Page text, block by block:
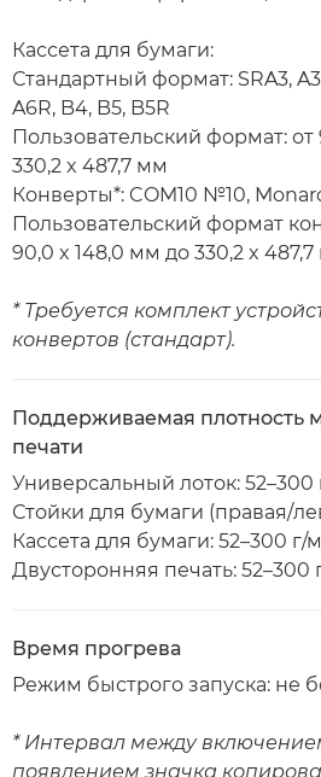
Кассета для бумаги:
Стандартный формат: SRA3,
A6R, B4, B5, B5R
Пользовательский формат:
330,2 x 487,7 мм
Конверты*: COM10 №10,
Пользовательский формат
90,0 x 148,0 мм до 330,2 x
* Требуется комплект
конвертов (стандарт).
Поддерживаемая плотность
печати
Универсальный лоток: 52–300
Стойки для бумаги (правая/
Кассета для бумаги: 52–300 г/
Двусторонняя печать: 52–300
Время прогрева
Режим быстрого запуска: не
* Интервал между
появлением значка